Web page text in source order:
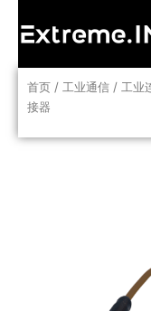
首页 / 工业通信 / 工业
接器